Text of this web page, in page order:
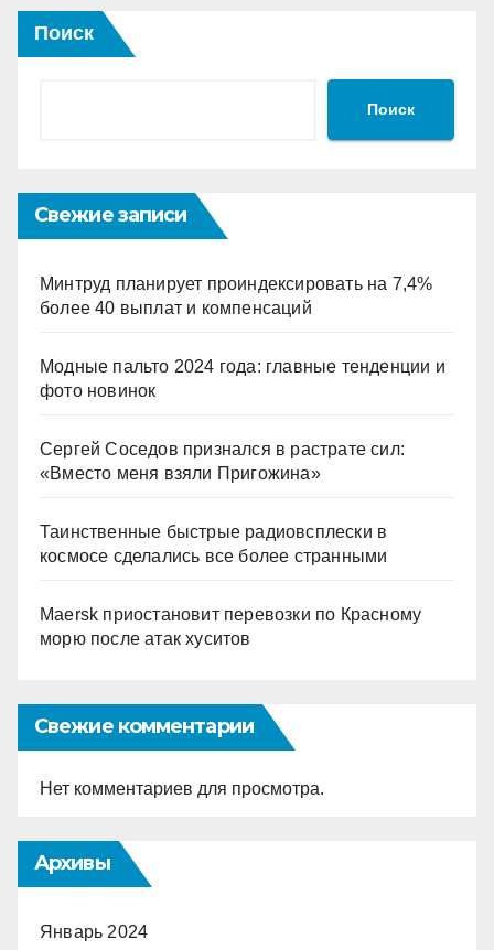
Поиск
Поиск
Свежие записи
Минтруд планирует проиндексировать на 7,4%
более 40 выплат и компенсаций
Модные пальто 2024 года: главные тенденции и
фото новинок
Сергей Соседов признался в растрате сил:
«Вместо меня взяли Пригожина»
Таинственные быстрые радиовсплески в
космосе сделались все более странными
Maersk приостановит перевозки по Красному
морю после атак хуситов
Свежие комментарии
Нет комментариев для просмотра.
Архивы
Январь 2024